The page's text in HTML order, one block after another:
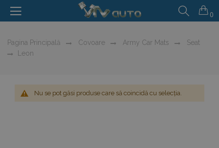
0
Pagina Principală Covoare Army Car Mats
Seat
Leon
Nu se pot găsi produse care să coincidă cu selecția.